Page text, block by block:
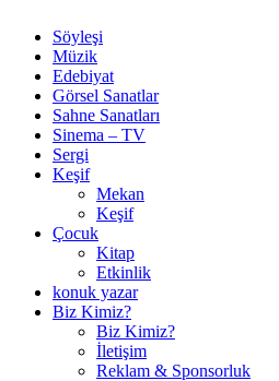
Söyleşi
Müzik
Edebiyat
Görsel Sanatlar
Sahne Sanatları
Sinema – TV
Sergi
Keşif
Mekan
Keşif
Çocuk
Kitap
Etkinlik
konuk yazar
Biz Kimiz?
Biz Kimiz?
İletişim
Reklam & Sponsorluk